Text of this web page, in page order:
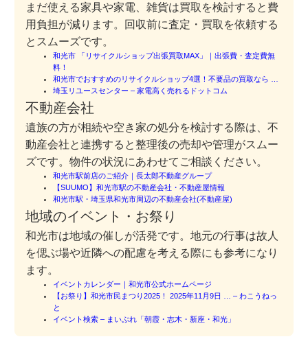
まだ使える家具や家電、雑貨は買取を検討すると費
用負担が減ります。回収前に査定・買取を依頼する
とスムーズです。
和光市 「リサイクルショップ出張買取MAX」｜出張費・査定費無
料！
和光市でおすすめのリサイクルショップ4選！不要品の買取なら …
埼玉リユースセンター – 家電高く売れるドットコム
不動産会社
遺族の方が相続や空き家の処分を検討する際は、不
動産会社と連携すると整理後の売却や管理がスムー
ズです。物件の状況にあわせてご相談ください。
和光市駅前店のご紹介｜長太郎不動産グループ
【SUUMO】和光市駅の不動産会社・不動産屋情報
和光市駅・埼玉県和光市周辺の不動産会社(不動産屋)
地域のイベント・お祭り
和光市は地域の催しが活発です。地元の行事は故人
を偲ぶ場や近隣への配慮を考える際にも参考になり
ます。
イベントカレンダー｜和光市公式ホームページ
【お祭り】和光市民まつり2025！ 2025年11月9日 … – わこうねっ
と
イベント検索 – まいぷれ「朝霞・志木・新座・和光」